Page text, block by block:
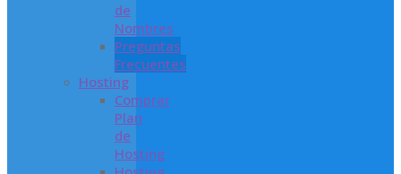
de
Nombres
Preguntas
Frecuentes
Hosting
Comprar
Plan
de
Hosting